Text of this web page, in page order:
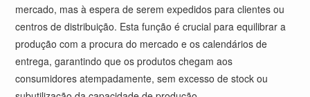
mercado, mas à espera de serem expedidos para clientes ou
centros de distribuição. Esta função é crucial para equilibrar a
produção com a procura do mercado e os calendários de
entrega, garantindo que os produtos chegam aos
consumidores atempadamente, sem excesso de stock ou